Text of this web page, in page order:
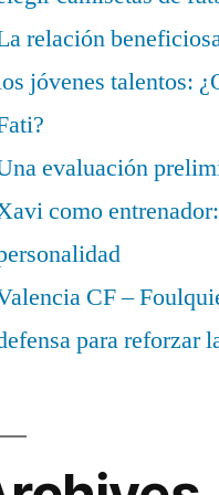
relación
jóvenes talentos:
evaluación
como
CF –
para reforzar